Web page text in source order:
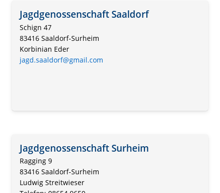
Jagdgenossenschaft Saaldorf
Schign 47
83416 Saaldorf-Surheim
Korbinian Eder
jagd.saaldorf@gmail.com
Jagdgenossenschaft Surheim
Ragging 9
83416 Saaldorf-Surheim
Ludwig Streitwieser